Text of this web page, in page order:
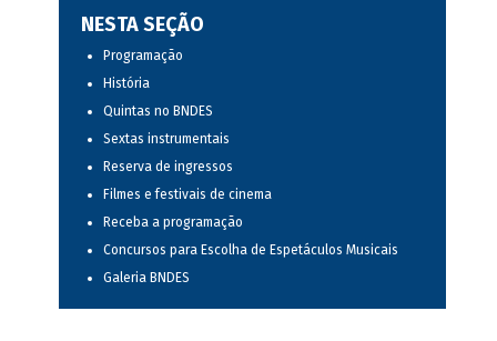
NESTA SEÇÃO
Programação
História
Quintas no BNDES
Sextas instrumentais
Reserva de ingressos
Filmes e festivais de cinema
Receba a programação
Concursos para Escolha de Espetáculos Musicais
Galeria BNDES